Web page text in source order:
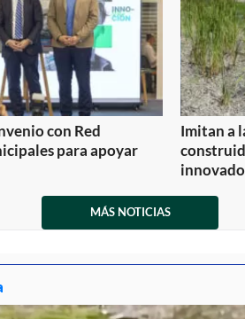
con Red
para apoyar
Imitan a
MÁS NOTICIAS